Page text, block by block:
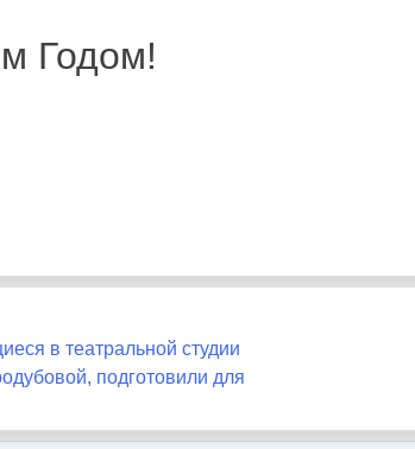
Годом!
в театральной студии
подготовили для